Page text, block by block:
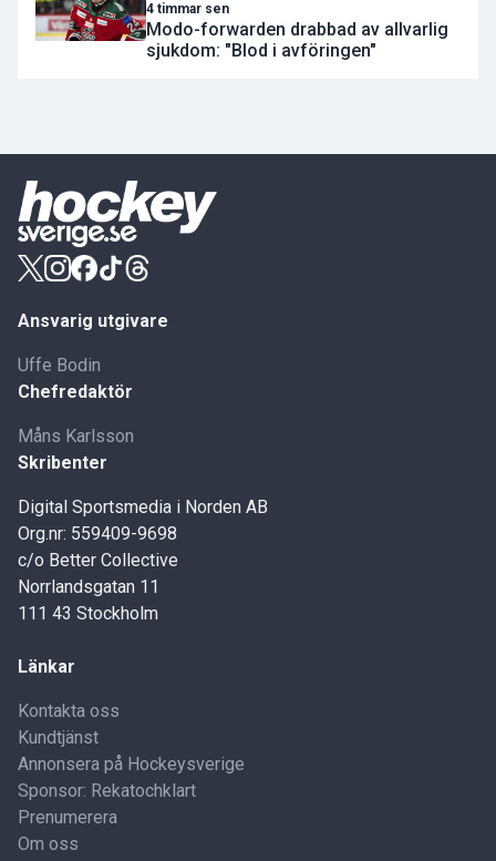
4 timmar sen
Modo-forwarden drabbad av allvarlig
sjukdom: "Blod i avföringen"
Ansvarig utgivare
Uffe Bodin
Chefredaktör
Måns Karlsson
Skribenter
Digital Sportsmedia i Norden AB
Org.nr: 559409-9698
c/o Better Collective
Norrlandsgatan 11
111 43 Stockholm
Länkar
Kontakta oss
Kundtjänst
Annonsera på Hockeysverige
Sponsor: Rekatochklart
Prenumerera
Om oss